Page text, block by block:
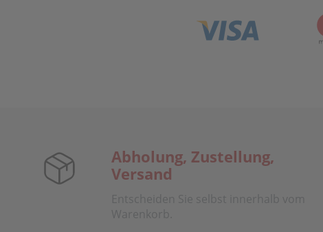
Abholung, Zustellung,
Versand
Entscheiden Sie selbst innerhalb vom
Warenkorb.